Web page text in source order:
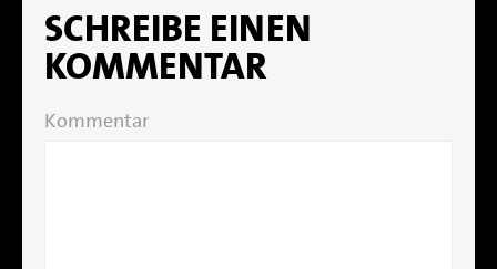
SCHREIBE EINEN
KOMMENTAR
Kommentar